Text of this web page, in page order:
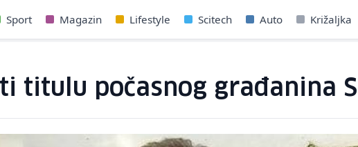
Sport Magazin Lifestyle Scitech Auto Križaljka
titulu počasnog građanina